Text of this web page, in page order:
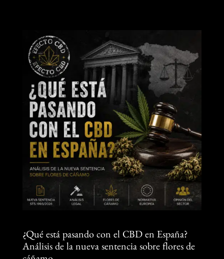
¿Qué está pasando con el CBD en España?
Análisis de la nueva sentencia sobre flores de